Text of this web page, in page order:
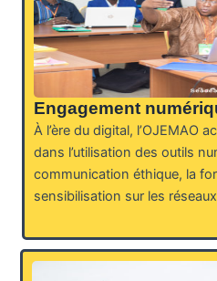
Engagement
À l’ère du digital, l’OJEMAO
dans l’utilisation des outils
communication éthique, la
sensibilisation sur les